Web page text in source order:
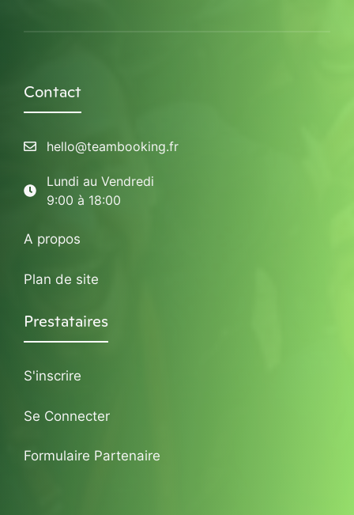
Contact
hello@teambooking.fr
Lundi au Vendredi
9:00 à 18:00
A propos
Plan de site
Prestataires
S'inscrire
Se Connecter
Formulaire Partenaire